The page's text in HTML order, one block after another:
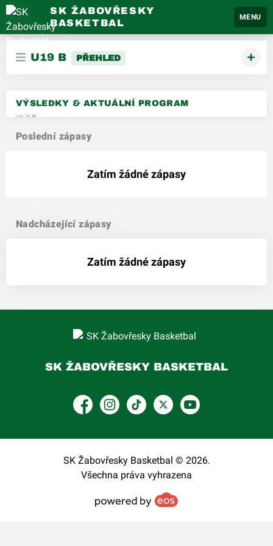
SK ŽABOVŘESKY
BASKETBAL
MENU
U19 B PŘEHLED
VÝSLEDKY & AKTUÁLNÍ PROGRAM
Poslední zápasy
Zatím žádné zápasy
Nadcházející zápasy
Zatím žádné zápasy
SK ŽABOVŘESKY BASKETBAL
FacebookInstagram
TikTokPlatform X
YouTube
SK Žabovřesky Basketbal © 2026.
Všechna práva vyhrazena